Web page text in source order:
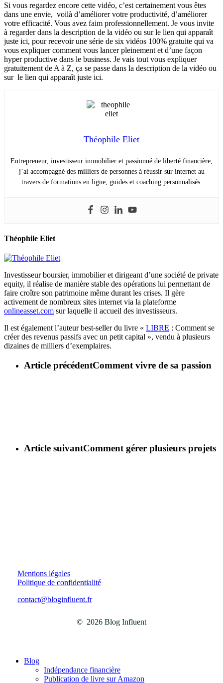
Si vous regardez encore cette vidéo, c’est certainement vous êtes
dans une envie, voilà d’améliorer votre productivité, d’améliorer
votre efficacité. Vous avez faim professionnellement. Je vous invite
à regarder dans la description de la vidéo ou sur le lien qui apparaît
juste ici, pour recevoir une série de six vidéos 100% gratuite qui va
vous expliquer comment vous lancer pleinement et d’une façon
hyper productive dans le business. Je vais tout vous expliquer
gratuitement de A à Z, ça se passe dans la description de la vidéo ou
sur le lien qui apparaît juste ici.
Théophile Eliet
Entrepreneur, investisseur immobilier et passionné de liberté financière,
j’ai accompagné des milliers de personnes à réussir sur internet au
travers de formations en ligne, guides et coaching personnalisés.
Théophile Eliet
Investisseur boursier, immobilier et dirigeant d’une société de private
equity, il réalise de manière stable des opérations lui permettant de
faire croître son patrimoine même durant les crises. Il gère
activement de nombreux sites internet via la plateforme
onlineasset.com sur laquelle il accueil des investisseurs.
Il est également l’auteur best-seller du livre « LIBRE : Comment se
créer des revenus passifs avec un petit capital », vendu à plusieurs
dizaines de milliers d’exemplaires.
Article précédentComment vivre de sa passion
Article suivantComment gérer plusieurs projets
Mentions légales
Politique de confidentialité
contact@bloginfluent.fr
© 2026 Blog Influent
Close
Blog
Indépendance financière
Publication de livre sur Amazon